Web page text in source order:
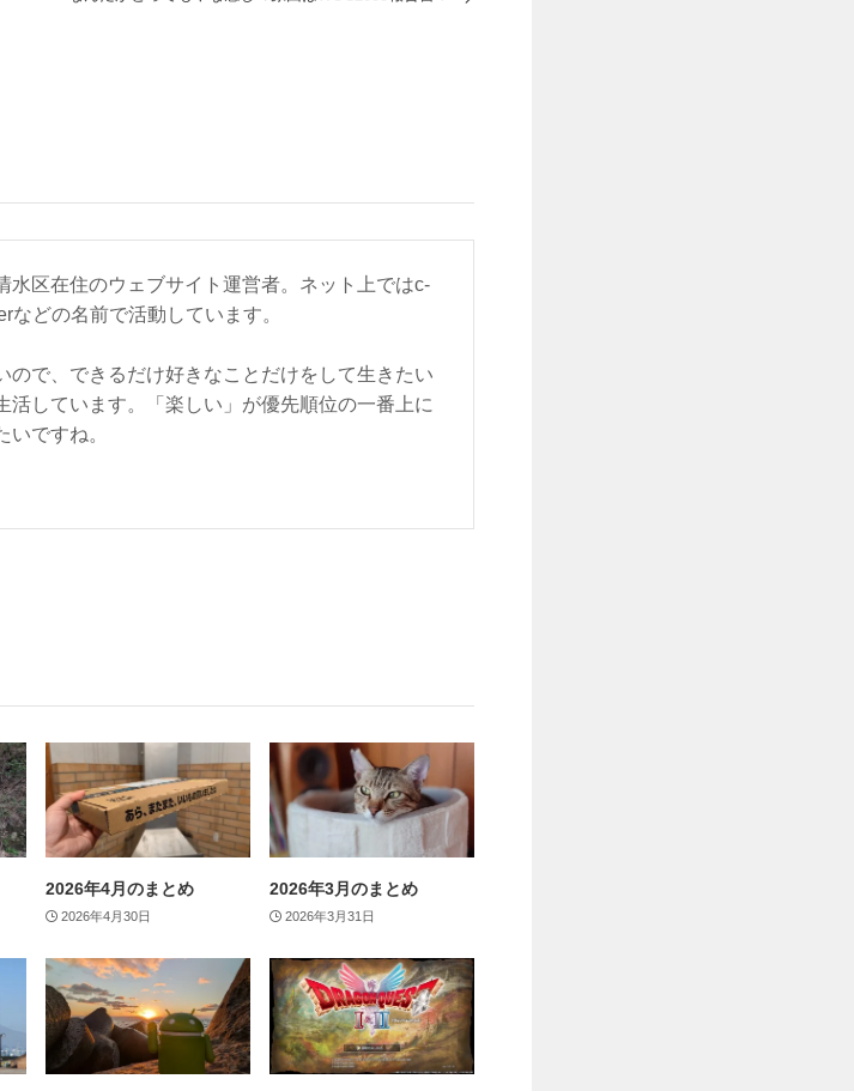
水区在住のウェブサイト運営者。ネット上ではc-
などの名前で活動しています。
ので、できるだけ好きなことだけをして生きたい
活しています。「楽しい」が優先順位の一番上に
いですね。
2026年4月のまとめ
2026年4月30日
2026年3月のまとめ
2026年3月31日